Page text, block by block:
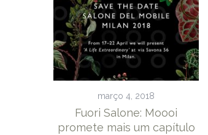
março 4, 2018
Fuori Salone: Moooi
promete mais um capítulo